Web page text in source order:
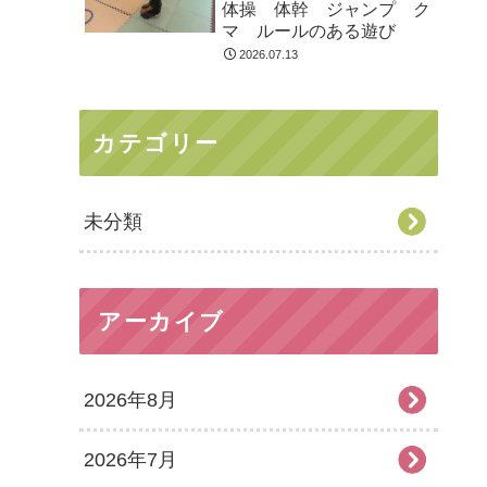
体操 体幹 ジャンプ ク
マ ルールのある遊び
2026.07.13
カテゴリー
未分類
アーカイブ
2026年8月
2026年7月